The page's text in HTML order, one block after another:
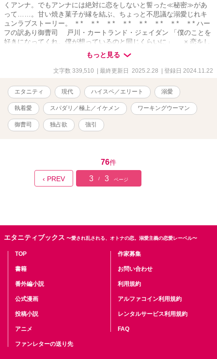
くアンナ。でもアンナには絶対に恋をしないと誓った≪秘密≫があ
って……。甘い焼き菓子が縁を結ぶ、ちょっと不思議な溺愛じれキ
ュンラブストーリー。 ＊* ＊* ＊* ＊* ＊* ＊* ＊* ＊* ハー
フの訳あり御曹司 戸川・カートランド・ジェイダン 「僕のことを
好きになってくれ。僕が想っているのと同じくらいに」 × 恋をし
ないと決めている求職中のパテシエール 宮岡アンナ 「あなたのよう
な人に、かまっている暇は私にはないのよ！」 ＊* ＊* ＊* ＊*
＊* ＊* ＊* ＊* 便利な「しおり」機能をご利用いただくとさら
最新更新のお知らせが届きますので、こちらもご活用ください。 ***
表紙、挿絵：イラストＡＣ様、他。
もっと見る
文字数 339,510 | 最終更新日 2025.2.28 | 登録日 2024.11.22
エタニティ 現代 ハイスペ／エリート 溺愛
執着愛 スパダリ／極上／イケメン ワーキングウーマン
御曹司 独占欲 強引
76件
‹ PREV 3 / 3 ページ
エタニティブックス 〜愛され乱される、オトナの恋。溺愛主義の恋愛レーベル〜
TOP
書籍
番外編小説
公式漫画
投稿小説
アニメ
ファンレターの送り先
作家募集
お問い合わせ
利用規約
アルファコイン利用規約
レンタルサービス利用規約
FAQ